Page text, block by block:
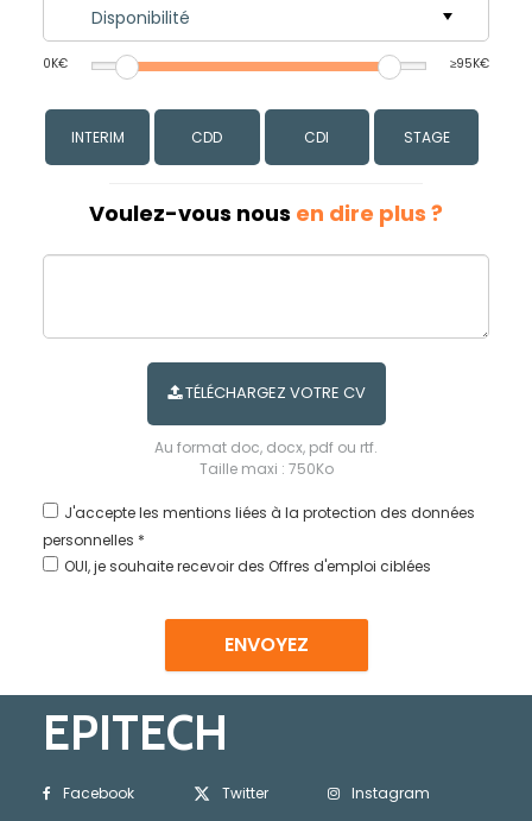
0K€ ≥95K€
INTERIM CDD CDI STAGE
Voulez-vous nous en dire plus ?
TÉLÉCHARGEZ VOTRE CV
Au format doc, docx, pdf ou rtf.
Taille maxi : 750Ko
J'accepte les mentions liées à la protection des données
personnelles *
OUI, je souhaite recevoir des Offres d'emploi ciblées
ENVOYEZ
EPITECH
Facebook Twitter Instagram